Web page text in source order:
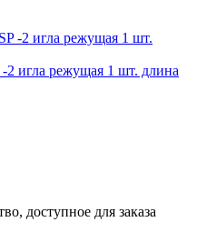
игла режущая 1 шт. длина
доступное для заказа